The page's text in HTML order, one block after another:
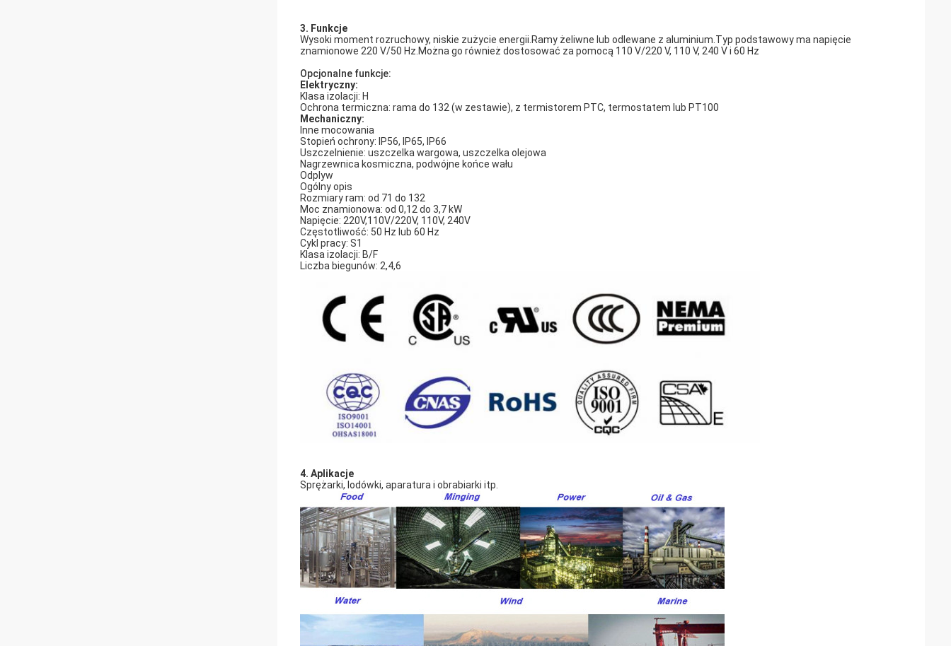
3. Funkcje
Wysoki moment rozruchowy, niskie zużycie energii.Ramy żeliwne lub odlewane z aluminium.Typ podstawowy ma napięcie
znamionowe 220 V/50 Hz.Można go również dostosować za pomocą 110 V/220 V, 110 V, 240 V i 60 Hz
Opcjonalne funkcje:
Elektryczny:
Klasa izolacji: H
Ochrona termiczna: rama do 132 (w zestawie), z termistorem PTC, termostatem lub PT100
Mechaniczny:
Inne mocowania
Stopień ochrony: IP56, IP65, IP66
Uszczelnienie: uszczelka wargowa, uszczelka olejowa
Nagrzewnica kosmiczna, podwójne końce wału
Odplyw
Ogólny opis
Rozmiary ram: od 71 do 132
Moc znamionowa: od 0,12 do 3,7 kW
Napięcie: 220V,110V/220V, 110V, 240V
Częstotliwość: 50 Hz lub 60 Hz
Cykl pracy: S1
Klasa izolacji: B/F
Liczba biegunów: 2,4,6
4. Aplikacje
Sprężarki, lodówki, aparatura i obrabiarki itp.